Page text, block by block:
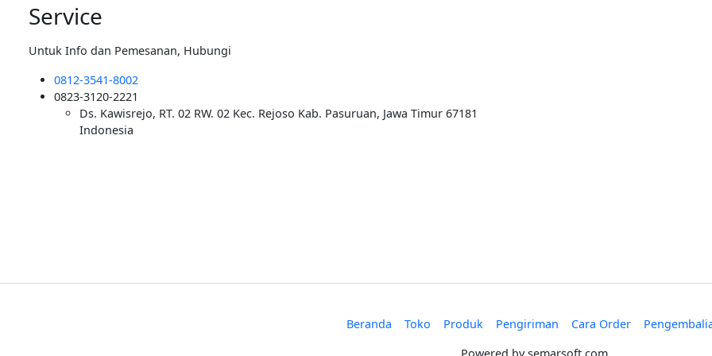
Service
Untuk Info dan Pemesanan, Hubungi
0812-3541-8002
0823-3120-2221
Ds. Kawisrejo, RT. 02 RW. 02 Kec. Rejoso Kab. Pasuruan, Jawa Timur 67181
Indonesia
Beranda Toko Produk Pengiriman Cara Order